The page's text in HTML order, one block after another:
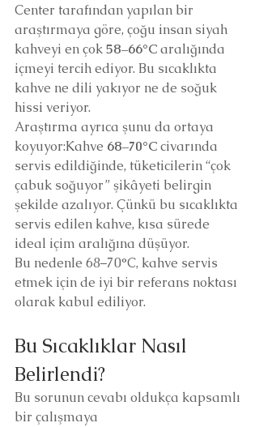
Center tarafından yapılan bir
araştırmaya göre, çoğu insan siyah
kahveyi en çok 58–66°C aralığında
içmeyi tercih ediyor. Bu sıcaklıkta
kahve ne dili yakıyor ne de soğuk
hissi veriyor.
Araştırma ayrıca şunu da ortaya
koyuyor:Kahve 68–70°C civarında
servis edildiğinde, tüketicilerin “çok
çabuk soğuyor” şikâyeti belirgin
şekilde azalıyor. Çünkü bu sıcaklıkta
servis edilen kahve, kısa sürede
ideal içim aralığına düşüyor.
Bu nedenle 68–70°C, kahve servis
etmek için de iyi bir referans noktası
olarak kabul ediliyor.
Bu Sıcaklıklar Nasıl
Belirlendi?
Bu sorunun cevabı oldukça kapsamlı
bir çalışmaya